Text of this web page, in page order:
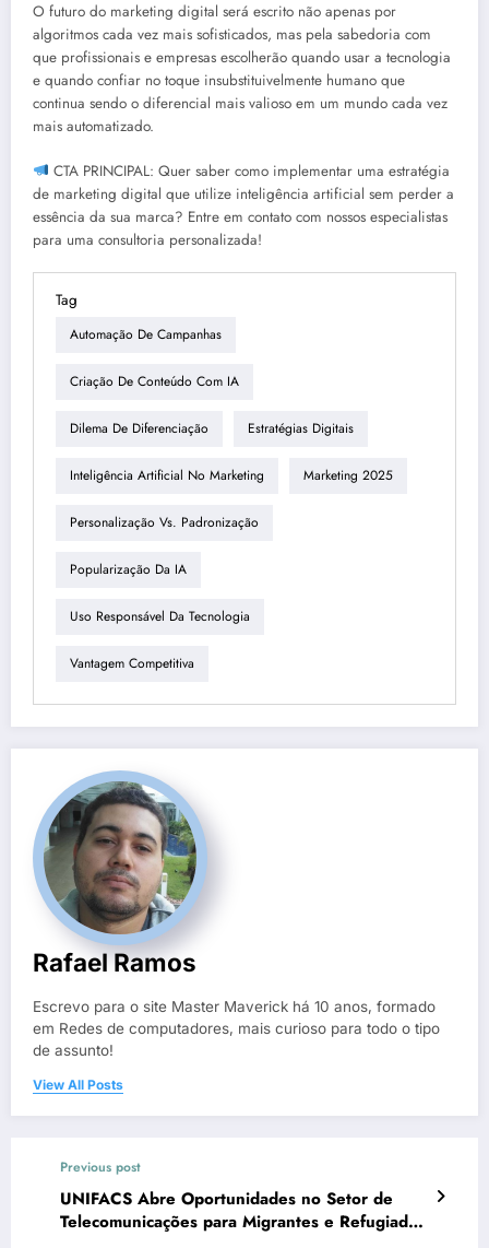
O futuro do marketing digital será escrito não apenas por
algoritmos cada vez mais sofisticados, mas pela sabedoria com
que profissionais e empresas escolherão quando usar a tecnologia
e quando confiar no toque insubstituivelmente humano que
continua sendo o diferencial mais valioso em um mundo cada vez
mais automatizado.
CTA PRINCIPAL: Quer saber como implementar uma estratégia
de marketing digital que utilize inteligência artificial sem perder a
essência da sua marca? Entre em contato com nossos especialistas
para uma consultoria personalizada!
Tag
Automação De Campanhas
Criação De Conteúdo Com IA
Dilema De Diferenciação Estratégias Digitais
Inteligência Artificial No Marketing Marketing 2025
Personalização Vs. Padronização
Popularização Da IA
Uso Responsável Da Tecnologia
Vantagem Competitiva
Rafael Ramos
Escrevo para o site Master Maverick há 10 anos, formado
em Redes de computadores, mais curioso para todo o tipo
de assunto!
View All Posts
Previous post
UNIFACS Abre Oportunidades no Setor de
Telecomunicações para Migrantes e Refugiados